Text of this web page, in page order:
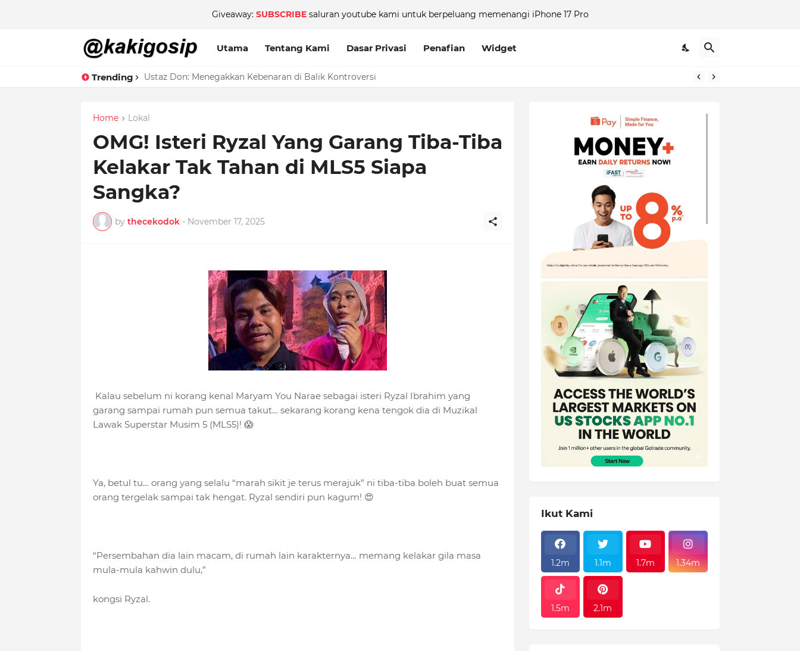
Giveaway: SUBSCRIBEsaluran youtube kami untuk berpeluang memenangi iPhone 17 Pro
Utama Tentang Kami Dasar Privasi Penafian Widget
Trending Ustaz Don: Menegakkan Kebenaran di Balik Kontroversi
Home Lokal
OMG! Isteri Ryzal Yang Garang Tiba-Tiba
Kelakar Tak Tahan di MLS5 Siapa
Sangka?
by thecekodok - November 17, 2025
Kalau sebelum ni korang kenal Maryam You Narae sebagai isteri Ryzal Ibrahim yang
garang sampai rumah pun semua takut… sekarang korang kena tengok dia di Muzikal
Lawak Superstar Musim 5 (MLS5)! 😱
Ya, betul tu… orang yang selalu “marah sikit je terus merajuk” ni tiba-tiba boleh buat semua
orang tergelak sampai tak hengat. Ryzal sendiri pun kagum! 😍
“Persembahan dia lain macam, di rumah lain karakternya… memang kelakar gila masa
mula-mula kahwin dulu,”
kongsi Ryzal.
Ikut Kami
1.2m 1.1m 1.7m 1.34m
1.5m 2.1m